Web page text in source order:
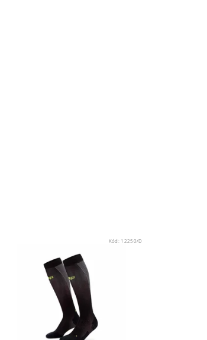
Kód: 12250/D